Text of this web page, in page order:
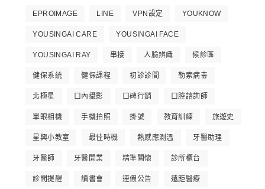
EPROIMAGE LINE VPN設定 YOUKNOW
YOUSINGAI CARE YOUSINGAI FACE
YOUSINGAI RAY 串接 人臉辨識 候診區
健保系統 健保課程 初診診間 勒索病毒
北極星 口內攝影 口碑行銷 口腔諮詢師
單眼相機 手機拍照 掛號 教育訓練 旅遊史
星興小教室 最佳時機 熱感應測溫 牙醫助理
牙醫師 牙醫開業 精準關懷 診所櫃台
診間提醒 讀書會 連假公告 遠距醫療